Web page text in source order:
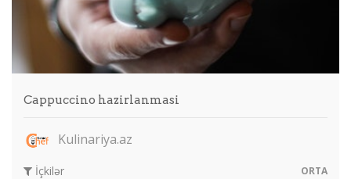
Cappuccino hazirlanmasi
Kulinariya.az
İçkilər ORTA